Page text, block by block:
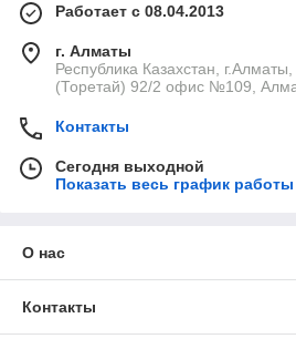
Работает с 08.04.2013
г. Алматы
Республика Казахстан,
(Торетай) 92/2 офис №109,
Контакты
Сегодня выходной
Показать весь график работы
О нас
Контакты